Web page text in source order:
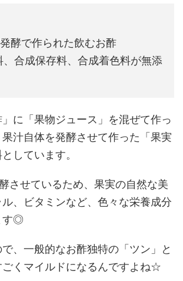
酵で作られた飲むお酢
、合成保存料、合成着色料が無添
に「果物ジュース」を混ぜて作っ
汁自体を発酵させて作った「果実
しています。
させているため、果実の自然な美
、ビタミンなど、色々な栄養成分
す◎
、一般的なお酢独特の「ツン」と
ごくマイルドになるんですよね☆